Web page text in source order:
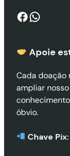
Facebook WhatsApp
Apoie
Cada doação
ampliar
óbvio.
Chave Pix: